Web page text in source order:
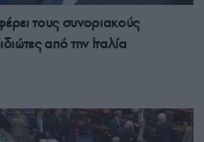
τους συνοριακούς
από την Ιταλία